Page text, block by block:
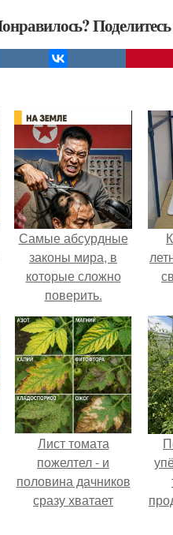
Самые абсурдные
законы мира, в
которые сложно
поверить.
Лист томата
пожелтел - и
половина дачников
сразу хватает